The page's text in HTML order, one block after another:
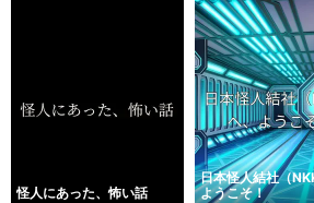
怪人にあった、怖い話
日本怪人結社（
ようこそ！